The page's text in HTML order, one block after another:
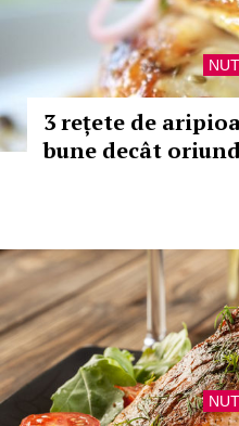
3 rețete de
bune decât